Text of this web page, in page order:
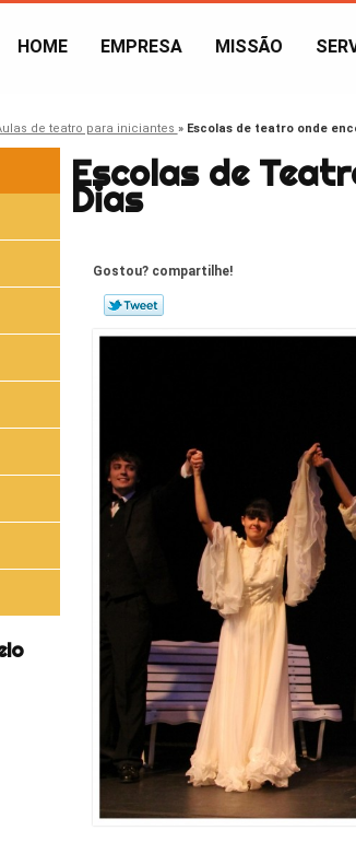
HOME EMPRESA MISSÃO
de teatro para iniciantes » Escolas de teatro onde
Escolas de
Dias
Gostou? compartilhe!